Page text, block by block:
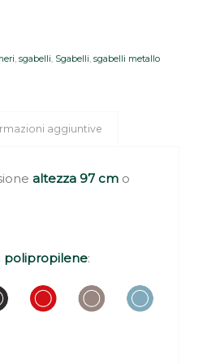
sgabelli Sgabelli sgabelli metallo
aggiuntive
altezza 97 cmo
polipropilene: